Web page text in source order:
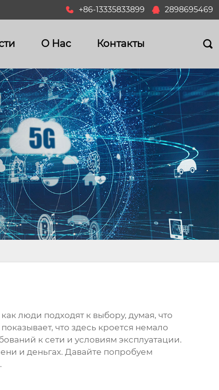
 +86-13335833899  2898695469
О Hас Контакты 
люди подходят к выбору, думая, что
что здесь кроется немало
к сети и условиям эксплуатации.
и деньгах. Давайте попробуем